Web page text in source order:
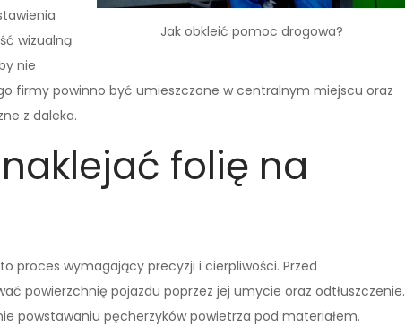
Jak obkleić pomoc drogowa?
wizualną
nie
firmy powinno być umieszczone w centralnym miejscu oraz
z daleka.
folię na
proces wymagający precyzji i cierpliwości. Przed
powierzchnię pojazdu poprzez jej umycie oraz odtłuszczenie.
powstawaniu pęcherzyków powietrza pod materiałem.